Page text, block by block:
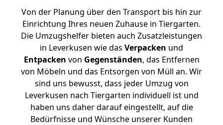
Von der Planung über den Transport bis hin zur
Einrichtung Ihres neuen Zuhause in Tiergarten.
Die Umzugshelfer bieten auch Zusatzleistungen
in Leverkusen wie das Verpacken und
Entpacken von Gegenständen, das Entfernen
von Möbeln und das Entsorgen von Müll an. Wir
sind uns bewusst, dass jeder Umzug von
Leverkusen nach Tiergarten individuell ist und
haben uns daher darauf eingestellt, auf die
Bedürfnisse und Wünsche unserer Kunden